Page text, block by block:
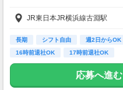
【交通費】
全額支給
JR東日本JR横浜線古淵駅
長期 シフト自由 週2日からOK
16時前退社OK
17時前退社OK
応募へ進む